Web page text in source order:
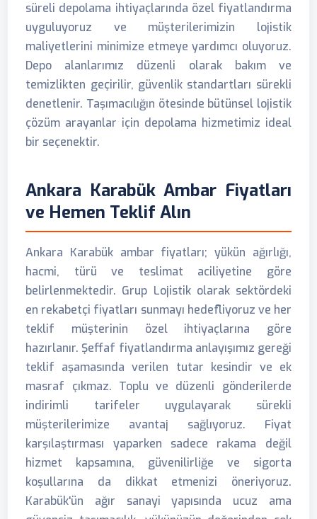
süreli depolama ihtiyaçlarında özel fiyatlandırma
uyguluyoruz ve müşterilerimizin lojistik
maliyetlerini minimize etmeye yardımcı oluyoruz.
Depo alanlarımız düzenli olarak bakım ve
temizlikten geçirilir, güvenlik standartları sürekli
denetlenir. Taşımacılığın ötesinde bütünsel lojistik
çözüm arayanlar için depolama hizmetimiz ideal
bir seçenektir.
Ankara Karabük Ambar Fiyatları
ve Hemen Teklif Alın
Ankara Karabük ambar fiyatları; yükün ağırlığı,
hacmi, türü ve teslimat aciliyetine göre
belirlenmektedir. Grup Lojistik olarak sektördeki
en rekabetçi fiyatları sunmayı hedefliyoruz ve her
teklif müşterinin özel ihtiyaçlarına göre
hazırlanır. Şeffaf fiyatlandırma anlayışımız gereği
teklif aşamasında verilen tutar kesindir ve ek
masraf çıkmaz. Toplu ve düzenli gönderilerde
indirimli tarifeler uygulayarak sürekli
müşterilerimize avantaj sağlıyoruz. Fiyat
karşılaştırması yaparken sadece rakama değil
hizmet kapsamına, güvenilirliğe ve sigorta
koşullarına da dikkat etmenizi öneriyoruz.
Karabük'ün ağır sanayi yapısında ucuz ama